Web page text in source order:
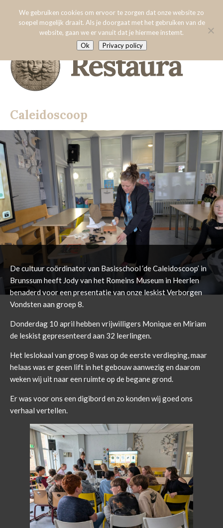
Menu:Caleidoscoop
Over Restaura
Algemene voorwaarden
Specialisaties
3D-scannen
Glas
Hout
Leer
Metaal
Steen
Onderzoek
Vrienden van Restaura
Nieuws
Contact
Caleidoscoop
De cultuur coördinator van Basisschool ‘de Caleidoscoop’ in
Brunssum heeft Jody van het Romeins Museum in Heerlen
benaderd voor een presentatie van onze leskist Verborgen
Vondsten aan groep 8.
Donderdag 10 april hebben vrijwilligers Monique en Miriam
de leskist gepresenteerd aan 32 leerlingen.
Het leslokaal van groep 8 was op de eerste verdieping, maar
helaas was er geen lift in het gebouw aanwezig en daarom
weken wij uit naar een ruimte op de begane grond.
Er was voor ons een digibord en zo konden wij goed ons
verhaal vertellen.
We gebruiken cookies om ervoor te zorgen dat onze website zo
soepel mogelijk draait. Als je doorgaat met het gebruiken van de
website, gaan we er vanuit dat je hiermee instemt.
Ok
Privacy policy